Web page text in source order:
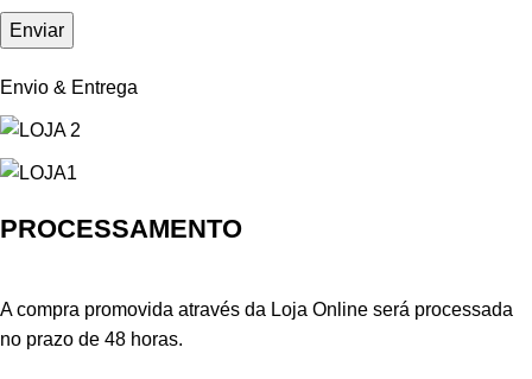
Envio & Entrega
PROCESSAMENTO
A compra promovida através da Loja Online será processada
no prazo de 48 horas.